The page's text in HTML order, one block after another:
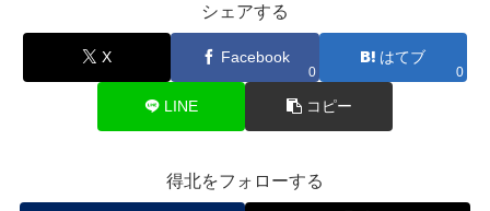
シェアする
X Facebook
0
はてブ
0
LINE コピー
得北をフォローする